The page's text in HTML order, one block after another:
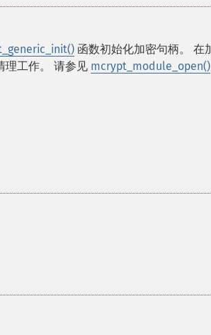
函数初始化加密句柄。 在
理工作。 请参见 mcrypt_module_open()